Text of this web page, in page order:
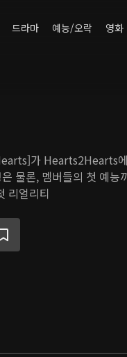
드라마 예능/오락 영화
가 Hearts2Hearts
물론, 멤버들의 첫 예능
리얼리티